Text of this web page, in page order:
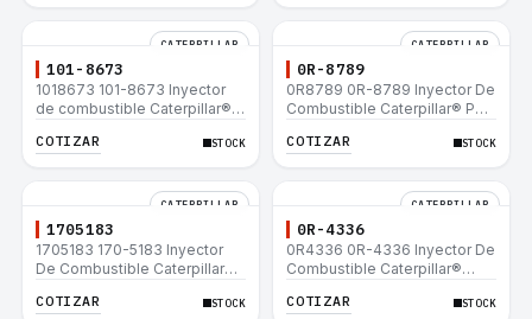
CATERPILLAR
101-8673
1018673 101-8673 Inyector
de combustible Caterpillar®
COTIZAR STOCK
CATERPILLAR
0R-8789
0R8789 0R-8789 Inyector De
Combustible Caterpillar® PM-
RM-350 SM-350
COTIZAR STOCK
CATERPILLAR
1705183
1705183 170-5183 Inyector
De Combustible Caterpillar®
12H 140G 950B
COTIZAR STOCK
CATERPILLAR
0R-4336
0R4336 0R-4336 Inyector De
Combustible Caterpillar®
12H 140G 950B
COTIZAR STOCK